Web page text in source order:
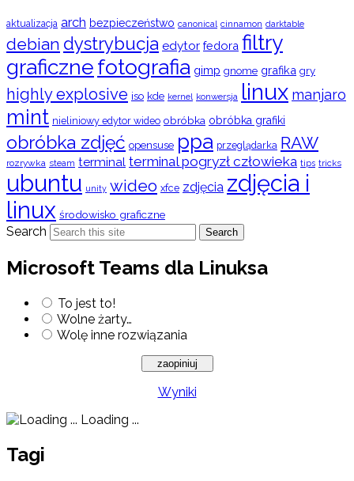
aktualizacja arch bezpieczeństwo canonical cinnamon darktable
debian dystrybucja edytor fedora filtry
graficznefotografia gimp gnome grafika gry
highly explosive iso kde kernel konwersja linux manjaro
mint nieliniowy edytor wideo obróbka obróbka grafiki
obróbka zdjęć opensuse ppa przeglądarka RAW
rozrywka steam terminal terminal pogryzł człowieka tips tricks
ubuntu unity wideo xfce zdjęcia zdjęcia i
linux środowisko graficzne
Search Search
Microsoft Teams dla Linuksa
To jest to!
Wolne żarty…
Wolę inne rozwiązania
Wyniki
Loading ...
Tagi